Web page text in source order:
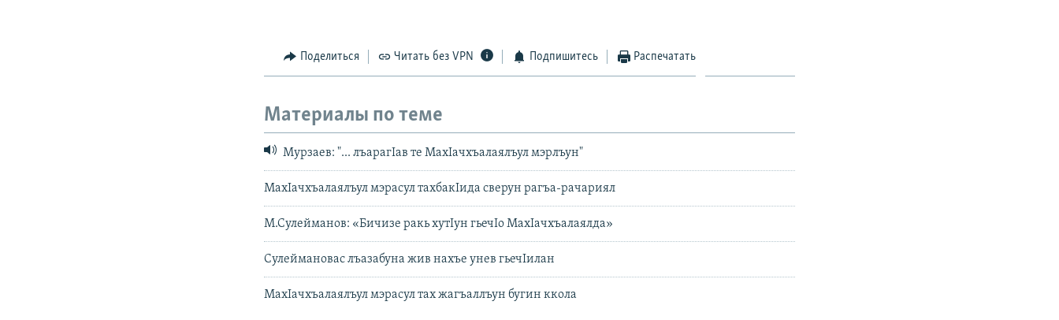
Поделиться Читать без VPN Подпишитесь Распечатать
Материалы по теме
Мурзаев: "... лъарагIав те МахIачхъалаялъул мэрлъун"
МахIачхъалаялъул мэрасул тахбакIида сверун рагъа-рачариял
М.Сулейманов: «Бичизе ракь хутIун гьечIо МахIачхъалаялда»
Сулеймановас лъазабуна жив нахъе унев гьечIилан
МахIачхъалаялъул мэрасул тах жагъаллъун бугин ккола